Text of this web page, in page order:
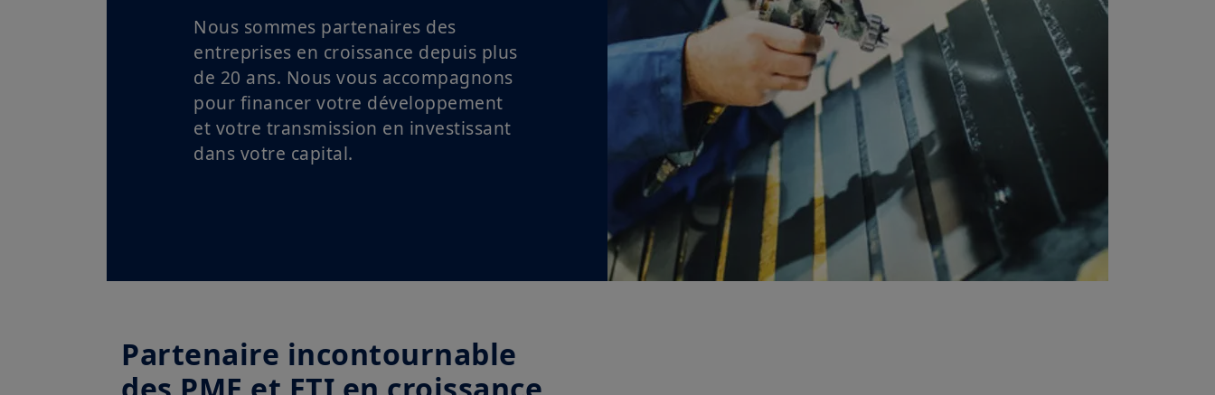
Nous sommes partenaires des
entreprises en croissance depuis plus
de 20 ans. Nous vous accompagnons
pour financer votre développement
et votre transmission en investissant
dans votre capital.
Partenaire incontournable